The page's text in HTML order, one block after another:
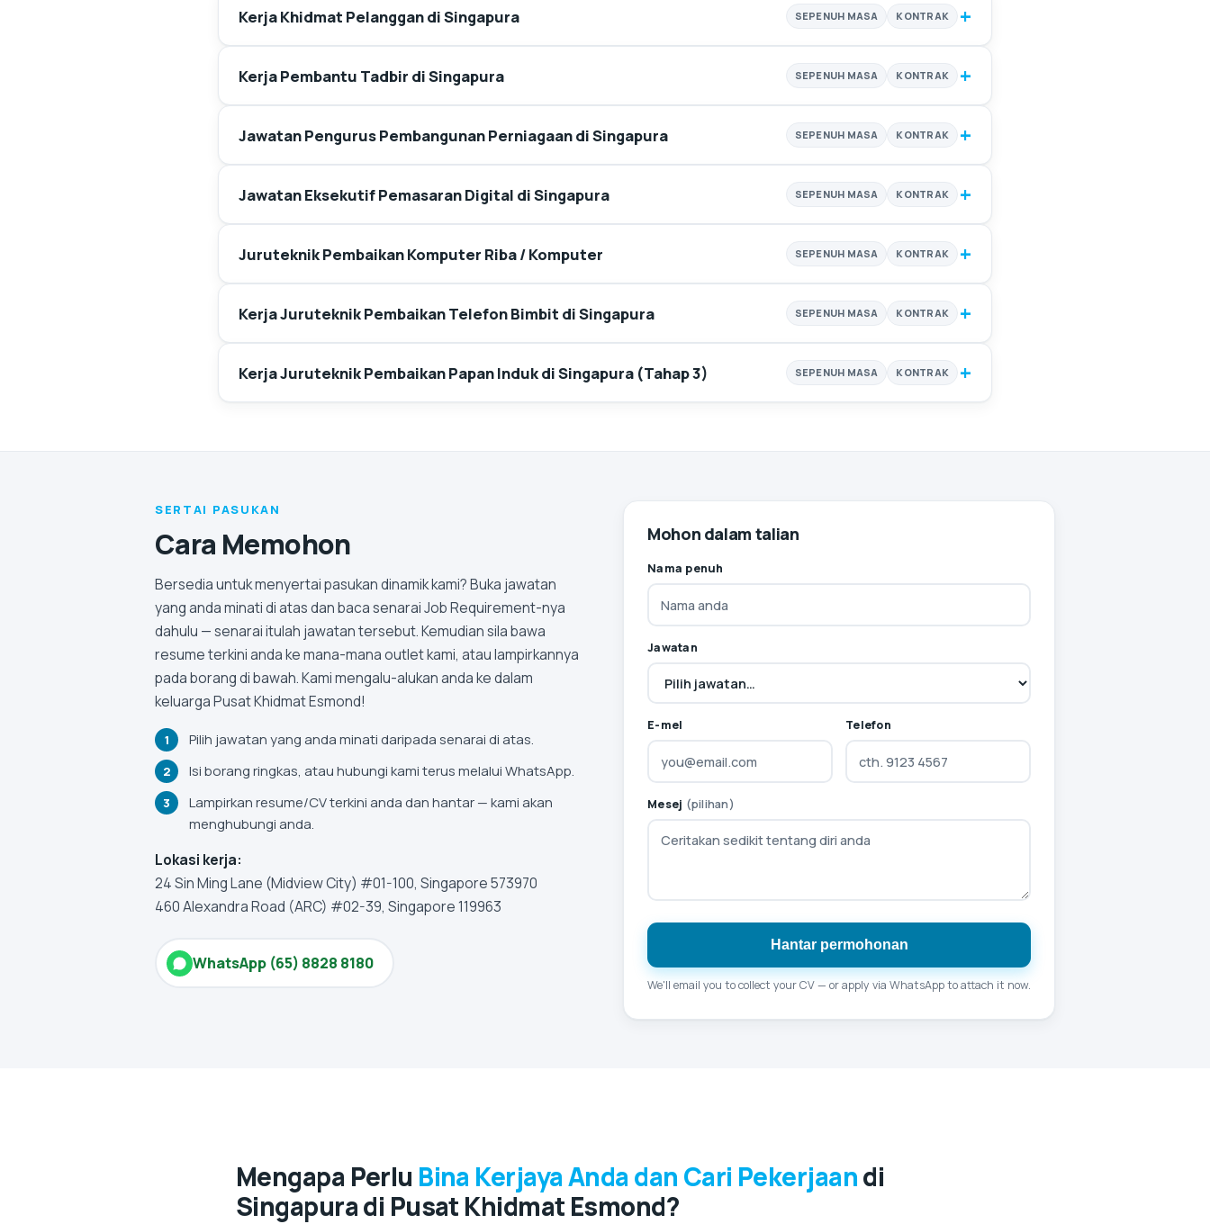
Kerja Khidmat Pelanggan di Singapura SEPENUH MASA KONTRAK +
Kerja Pembantu Tadbir di Singapura SEPENUH MASA KONTRAK +
Jawatan Pengurus Pembangunan Perniagaan di Singapura SEPENUH MASA KONTRAK +
Jawatan Eksekutif Pemasaran Digital di Singapura SEPENUH MASA KONTRAK +
Juruteknik Pembaikan Komputer Riba / Komputer SEPENUH MASA KONTRAK +
Kerja Juruteknik Pembaikan Telefon Bimbit di Singapura SEPENUH MASA KONTRAK +
Kerja Juruteknik Pembaikan Papan Induk di Singapura (Tahap 3) SEPENUH MASA KONTRAK +
SERTAI PASUKAN
Cara Memohon
Bersedia untuk menyertai pasukan dinamik kami? Buka jawatan
yang anda minati di atas dan baca senarai Job Requirement-nya
dahulu — senarai itulah jawatan tersebut. Kemudian sila bawa
resume terkini anda ke mana-mana outlet kami, atau lampirkannya
pada borang di bawah. Kami mengalu-alukan anda ke dalam
keluarga Pusat Khidmat Esmond!
Pilih jawatan yang anda minati daripada senarai di atas.
Isi borang ringkas, atau hubungi kami terus melalui WhatsApp.
Lampirkan resume/CV terkini anda dan hantar — kami akan
menghubungi anda.
Lokasi kerja:
24 Sin Ming Lane (Midview City) #01-100, Singapore 573970
460 Alexandra Road (ARC) #02-39, Singapore 119963
WhatsApp (65) 8828 8180
Mohon dalam talian
Nama penuh
Jawatan
E-mel Telefon
Mesej (pilihan)
Hantar permohonan
We'll email you to collect your CV — orapply via WhatsAppto attach it now.
Mengapa Perlu Bina Kerjaya Anda dan Cari Pekerjaandi
Singapura di Pusat Khidmat Esmond?